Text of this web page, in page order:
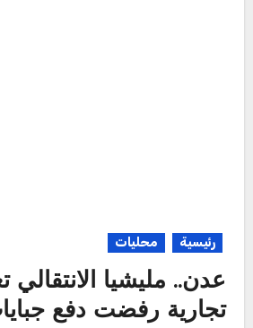
رئيسية محليات
عدن.. مليشيا
تجارية رفضت دفع